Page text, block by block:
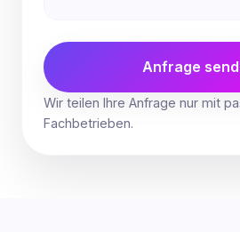
Anfrage
Wir teilen Ihre Anfrage nur mit
Fachbetrieben.